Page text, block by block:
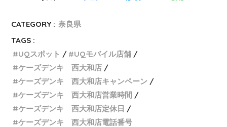
CATEGORY : 奈良県
TAGS :
UQスポット
UQモバイル店舗
ケーズデンキ 西大和店
ケーズデンキ 西大和店キャンペーン
ケーズデンキ 西大和店営業時間
ケーズデンキ 西大和店定休日
ケーズデンキ 西大和店電話番号